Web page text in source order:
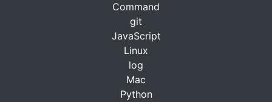
Command
git
JavaScript
Linux
log
Mac
Python